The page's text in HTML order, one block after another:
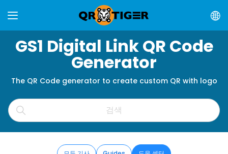
GS1 Digital Link QR Code
Generator
The QR Code generator to create custom QR with logo